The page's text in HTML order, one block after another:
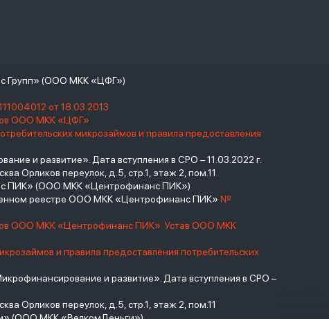
Групп» (ООО МКК «ЦФГ»)
от 18.03.2013
ООО МКК «ЦФГ»
микрозаймов и правила предоставления
и развитие». Дата вступления в СРО – 11.03.2022 г.
Орликов переулок, д.5, стр.1, этаж 2, пом.11
ПИК» (ООО МКК «Центрофинанс ПИК»)
реестре ООО МКК «Центрофинанс ПИК» №
ООО МКК «Центрофинанс ПИК» Устав ООО МКК
и правила предоставления потребительских
и развитие». Дата вступления в СРО –
Орликов переулок, д.5, стр.1, этаж 2, пом.11